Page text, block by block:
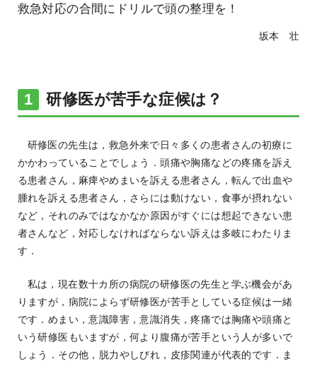
救急対応の合間にドリルで頭の整理を！
坂本 壮
研修医が苦手な症候は？
研修医の先生は，救急外来で日々多くの患者さんの初療に
かかわっていることでしょう．頭痛や胸痛などの疼痛を訴え
る患者さん，麻痺やめまいを訴える患者さん，転んで出血や
腫れを訴える患者さん，さらには動けない，食事が摂れない
など，それのみではなかなか原因がすぐには想起できない患
者さんなど，対応しなければならない訴えは多岐にわたりま
す．
私は，現在数十カ所の病院の研修医の先生と学ぶ機会があ
りますが，病院によらず研修医が苦手としている症候は一緒
です．めまい，意識障害，意識消失，疼痛では胸痛や頭痛と
いう研修医もいますが，何より腹痛が苦手という人が多いで
しょう．その他，脱力やしびれ，皮疹関連が代表的です．ま